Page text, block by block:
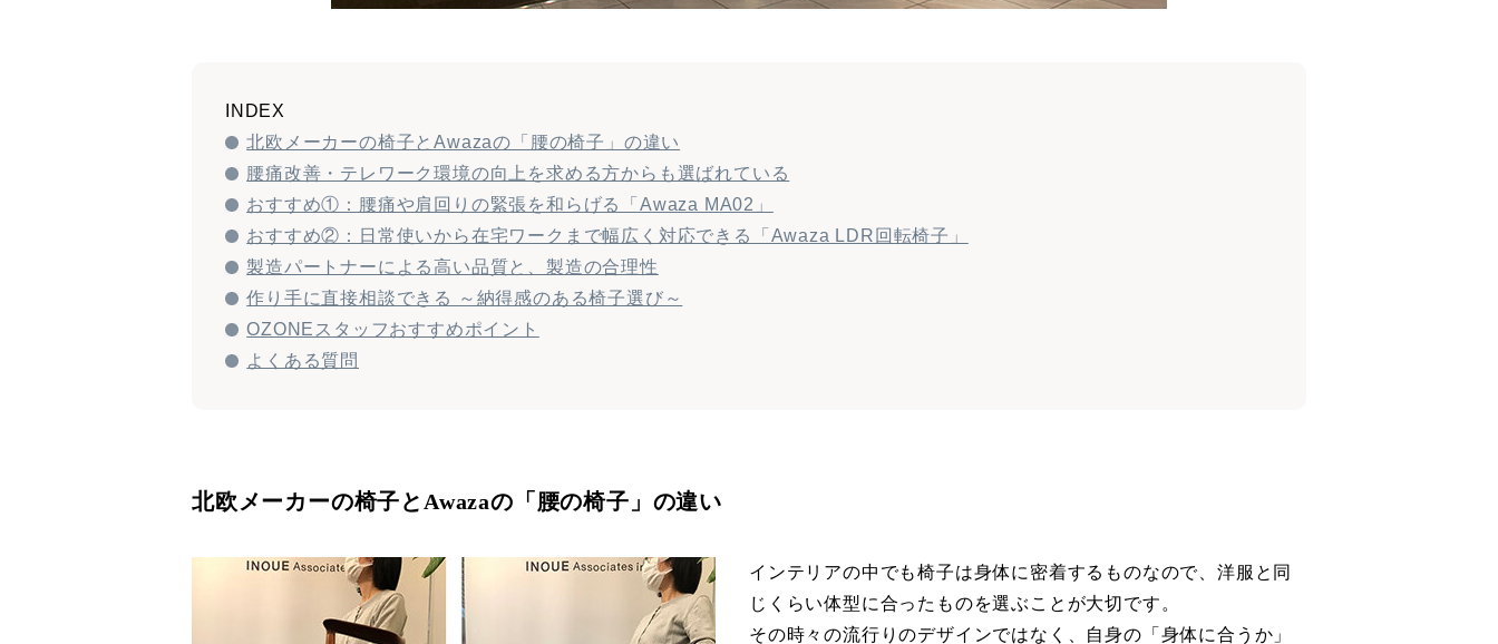
INDEX
北欧メーカーの椅子とAwazaの「腰の椅子」の違い
腰痛改善・テレワーク環境の向上を求める方からも選ばれている
おすすめ①：腰痛や肩回りの緊張を和らげる「Awaza MA02」
おすすめ②：日常使いから在宅ワークまで幅広く対応できる「Awaza LDR回転椅子」
製造パートナーによる高い品質と、製造の合理性
作り手に直接相談できる ～納得感のある椅子選び～
OZONEスタッフおすすめポイント
よくある質問
北欧メーカーの椅子とAwazaの「腰の椅子」の違い
インテリアの中でも椅子は身体に密着するものなので、洋服と同
じくらい体型に合ったものを選ぶことが大切です。
その時々の流行りのデザインではなく、自身の「身体に合うか」